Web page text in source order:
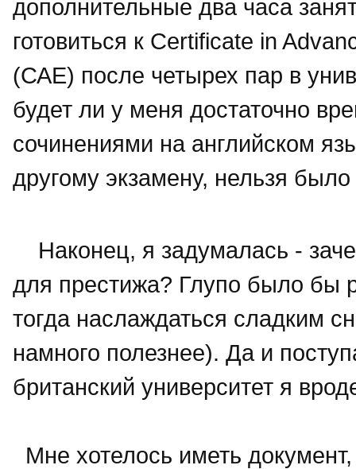
дополнительные два часа
готовиться к Certificate in
(САЕ) после четырех пар в
будет ли у меня достаточно
сочинениями на английском
другому экзамену, нельзя
Наконец, я задумалась -
для престижа? Глупо было бы
тогда наслаждаться сладким
намного полезнее). Да и
британский университет я
Мне хотелось иметь